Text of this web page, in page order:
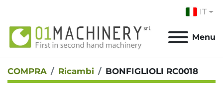
IT
Menu
COMPRA Ricambi BONFIGLIOLI RC0018